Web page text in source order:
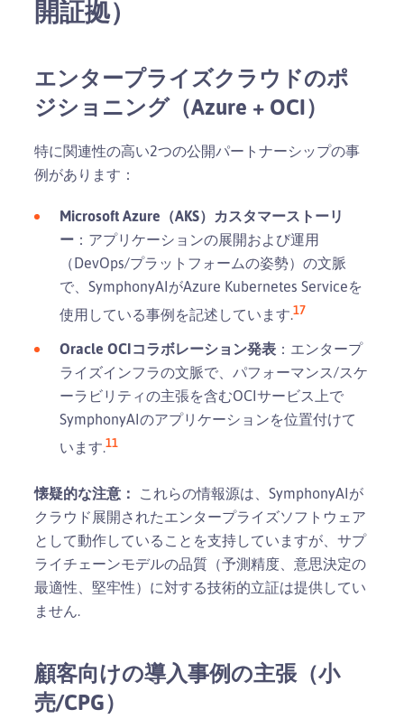
開証拠）
エンタープライズクラウドのポ
ジショニング（Azure + OCI）
特に関連性の高い2つの公開パートナーシップの事
例があります：
Microsoft Azure（AKS）カスタマーストーリ
ー ：アプリケーションの展開および運用
（DevOps/プラットフォームの姿勢）の文脈
で、SymphonyAIがAzure Kubernetes Serviceを
使用している事例を記述しています.17
Oracle OCIコラボレーション発表 ：エンタープ
ライズインフラの文脈で、パフォーマンス/スケ
ーラビリティの主張を含むOCIサービス上で
SymphonyAIのアプリケーションを位置付けて
います.11
懐疑的な注意： これらの情報源は、SymphonyAIが
クラウド展開されたエンタープライズソフトウェア
として動作していることを支持していますが、サプ
ライチェーンモデルの品質（予測精度、意思決定の
最適性、堅牢性）に対する技術的立証は提供してい
ません.
顧客向けの導入事例の主張（小
売/CPG）